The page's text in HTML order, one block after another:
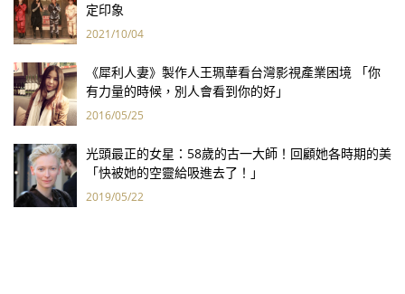
定印象
2021/10/04
《犀利人妻》製作人王珮華看台灣影視產業困境 「你
有力量的時候，別人會看到你的好」
2016/05/25
光頭最正的女星：58歲的古一大師！回顧她各時期的美
「快被她的空靈給吸進去了！」
2019/05/22